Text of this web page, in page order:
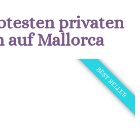
privaten
auf Mallorca
BEST SELLER